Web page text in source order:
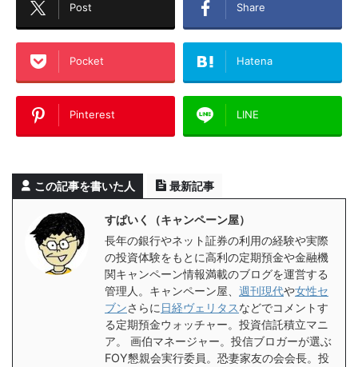
Post Share
Pocket Hatena
Pinterest LINE
この記事を書いた人 最新記事
すぱいく（キャンペーン屋）
長年の銀行やネット証券の利用の経験や実際
の投資体験をもとに高利の定期預金や金融機
関キャンペーン情報満載のブログを運営する
管理人。キャンペーン屋、 週刊現代や女性セ
ブンさらに 日経ヴェリタスなどでコメントす
る定期預金ウォッチャー。投資信託積立マニ
ア。 画伯マネージャー。投信ブロガーが選ぶ
FOY懇親会実行委員。恐妻家友の会会長。投